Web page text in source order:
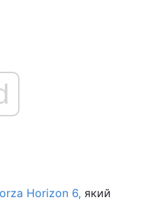
Horizon 6, який